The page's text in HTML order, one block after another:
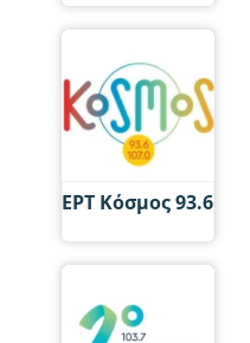
ΕΡΤ Κόσμος 93.6